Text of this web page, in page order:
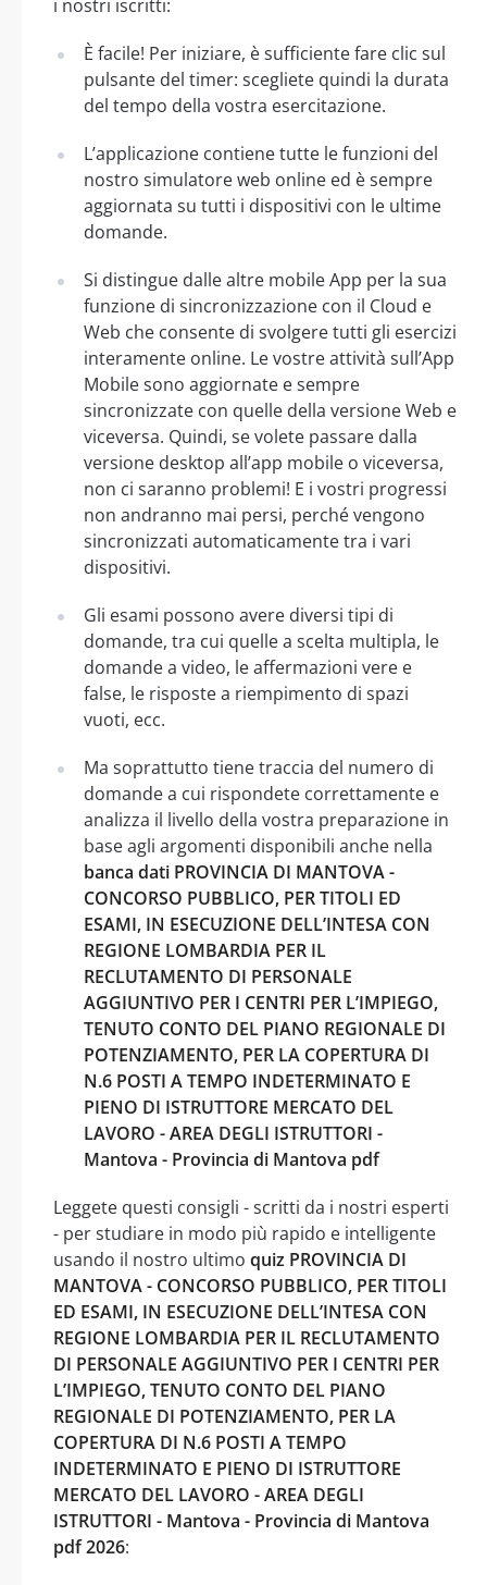
i nostri iscritti:
È facile! Per iniziare, è sufficiente fare clic sul
pulsante del timer: scegliete quindi la durata
del tempo della vostra esercitazione.
L’applicazione contiene tutte le funzioni del
nostro simulatore web online ed è sempre
aggiornata su tutti i dispositivi con le ultime
domande.
Si distingue dalle altre mobile App per la sua
funzione di sincronizzazione con il Cloud e
Web che consente di svolgere tutti gli esercizi
interamente online. Le vostre attività sull’App
Mobile sono aggiornate e sempre
sincronizzate con quelle della versione Web e
viceversa. Quindi, se volete passare dalla
versione desktop all’app mobile o viceversa,
non ci saranno problemi! E i vostri progressi
non andranno mai persi, perché vengono
sincronizzati automaticamente tra i vari
dispositivi.
Gli esami possono avere diversi tipi di
domande, tra cui quelle a scelta multipla, le
domande a video, le affermazioni vere e
false, le risposte a riempimento di spazi
vuoti, ecc.
Ma soprattutto tiene traccia del numero di
domande a cui rispondete correttamente e
analizza il livello della vostra preparazione in
base agli argomenti disponibili anche nella
banca dati PROVINCIA DI MANTOVA -
CONCORSO PUBBLICO, PER TITOLI ED
ESAMI, IN ESECUZIONE DELL’INTESA CON
REGIONE LOMBARDIA PER IL
RECLUTAMENTO DI PERSONALE
AGGIUNTIVO PER I CENTRI PER L’IMPIEGO,
TENUTO CONTO DEL PIANO REGIONALE DI
POTENZIAMENTO, PER LA COPERTURA DI
N.6 POSTI A TEMPO INDETERMINATO E
PIENO DI ISTRUTTORE MERCATO DEL
LAVORO - AREA DEGLI ISTRUTTORI -
Mantova - Provincia di Mantova pdf
Leggete questi consigli - scritti da i nostri esperti
- per studiare in modo più rapido e intelligente
usando il nostro ultimo quiz PROVINCIA DI
MANTOVA - CONCORSO PUBBLICO, PER TITOLI
ED ESAMI, IN ESECUZIONE DELL’INTESA CON
REGIONE LOMBARDIA PER IL RECLUTAMENTO
DI PERSONALE AGGIUNTIVO PER I CENTRI PER
L’IMPIEGO, TENUTO CONTO DEL PIANO
REGIONALE DI POTENZIAMENTO, PER LA
COPERTURA DI N.6 POSTI A TEMPO
INDETERMINATO E PIENO DI ISTRUTTORE
MERCATO DEL LAVORO - AREA DEGLI
ISTRUTTORI - Mantova - Provincia di Mantova
pdf 2026: